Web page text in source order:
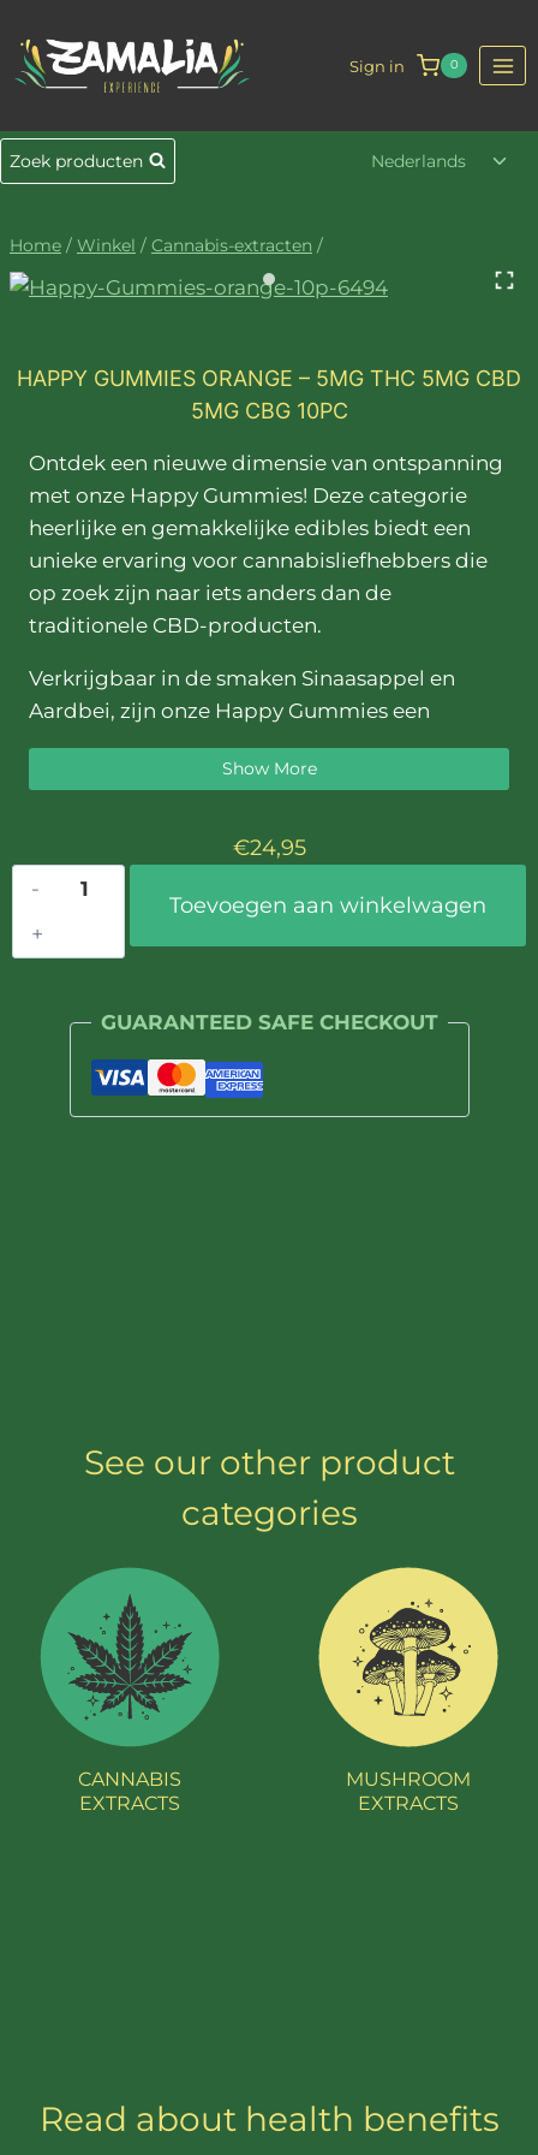
naar
inhoud
Sign in 0
Zoek producten Nederlands
Home / Winkel / Cannabis-extracten /
HAPPY GUMMIES ORANGE – 5MG THC 5MG CBD
5MG CBG 10PC
Ontdek een nieuwe dimensie van ontspanning
met onze Happy Gummies! Deze categorie
heerlijke en gemakkelijke edibles biedt een
unieke ervaring voor cannabisliefhebbers die
op zoek zijn naar iets anders dan de
traditionele CBD-producten.
Verkrijgbaar in de smaken Sinaasappel en
Aardbei, zijn onze Happy Gummies een
smakelijke en discrete manier om te genieten
van alle voordelen van deze fascinerende plant.
bevat een precieze dosering van 5mg THC (
<0,2%, waardoor het legaal is voor alle
Europese landen! ), samen met 5mg CBD om
het effect van THC uit te balanceren en 5mg
dosering te nemen die voor jou het beste
werkt!
Dit product is veganistisch en bevat in
Show More
€24,95
Happy
Orange
5mg
5mg
CBD
Toevoegen aan winkelwagen
GUARANTEED SAFE CHECKOUT
See our other product
categories
CANNABIS
EXTRACTS
MUSHROOM
EXTRACTS
Read about health benefits